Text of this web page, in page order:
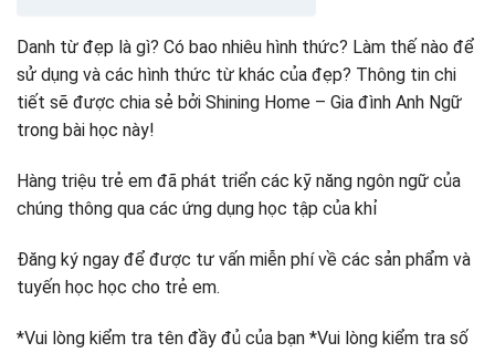
Từ trái nghĩa của đẹp
Danh từ đẹp là gì? Có bao nhiêu hình thức? Làm thế nào để
sử dụng và các hình thức từ khác của đẹp? Thông tin chi
tiết sẽ được chia sẻ bởi Shining Home – Gia đình Anh Ngữ
trong bài học này!
Hàng triệu trẻ em đã phát triển các kỹ năng ngôn ngữ của
chúng thông qua các ứng dụng học tập của khỉ
Đăng ký ngay để được tư vấn miễn phí về các sản phẩm và
tuyến học học cho trẻ em.
*Vui lòng kiểm tra tên đầy đủ của bạn *Vui lòng kiểm tra số